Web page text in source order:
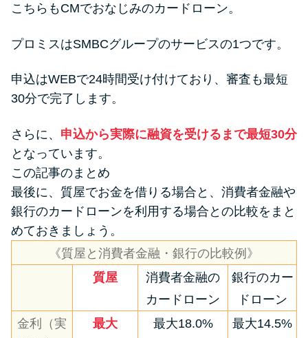
こちらもCMでおなじみのカードローン。
プロミスはSMBCグループのサービスの1つです。
申込はWEBで24時間受け付けており、審査も最短
30分で完了します。
さらに、 申込から実際に融資を受けるまで最短30分
となっています。
この記事のまとめ
最後に、質屋でお金を借りる場合と、消費者金融や
銀行のカードローンを利用する場合との比較をまと
めておきましょう。
《質屋と消費者金融・銀行の比較例》
質屋
消費者金融の
カードローン
銀行のカー
ドローン
金利（実
最大
最大18.0% 最大14.5%